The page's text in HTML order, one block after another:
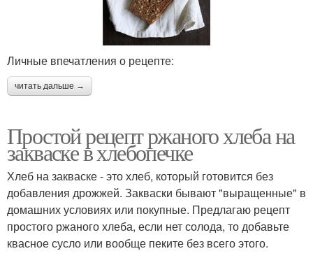
Личные впечатления о рецепте:
читать дальше →
Простой рецепт ржаного хлеба на
закваске в хлебопечке
Хлеб на закваске - это хлеб, который готовится без
добавления дрожжей. Закваски бывают "выращенные" в
домашних условиях или покупные. Предлагаю рецепт
простого ржаного хлеба, если нет солода, то добавьте
квасное сусло или вообще пеките без всего этого.